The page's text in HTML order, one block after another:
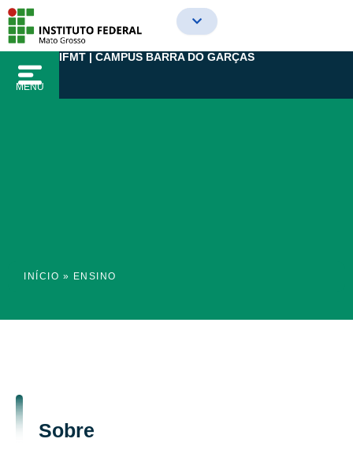
para
conteúdo
MENU
IFMT | CAMPUS BARRA DO GARÇAS
INÍCIO » ENSINO
Sobre